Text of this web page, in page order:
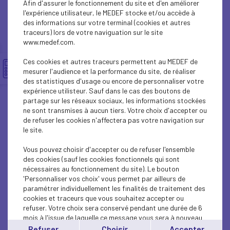
INTERNATIONAL - EUROPE
INTERNATIONAL - EUROPE
ECONOMY
ECONOMY
INTERNATIONAL - EUROPE
ECONOMY
ECONOMY
INTERNATIONAL - EUROPE
INTERNATIONAL - EUROPE
Afin d'assurer le fonctionnement du site et d'en améliorer
l'expérience utilisateur, le MEDEF stocke et/ou accède à
des informations sur votre terminal (cookies et autres
traceurs) lors de votre naviguation sur le site
www.medef.com.
Ces cookies et autres traceurs permettent au MEDEF de
mesurer l'audience et la performance du site, de réaliser
des statistiques d'usage ou encore de personnaliser votre
expérience utilisteur. Sauf dans le cas des boutons de
partage sur les réseaux sociaux, les informations stockées
ne sont transmises à aucun tiers. Votre choix d'accepter ou
de refuser les cookies n'affectera pas votre navigation sur
le site.
Vous pouvez choisir d'accepter ou de refuser l'ensemble
des cookies (sauf les cookies fonctionnels qui sont
nécessaires au fonctionnement du site). Le bouton
'Personnaliser vos choix' vous permet par ailleurs de
paramétrer individuellement les finalités de traitement des
cookies et traceurs que vous souhaitez accepter ou
refuser. Votre choix sera conservé pendant une durée de 6
mois à l'issue de laquelle ce message vous sera à nouveau
affiché..